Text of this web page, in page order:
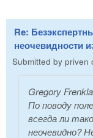
Re:
неочевидности
Submitted by priven
Gregory
По поводу
всегда ли
неочевидно?